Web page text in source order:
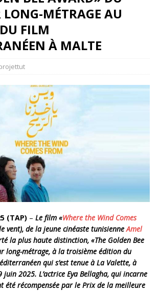
LONG-MÉTRAGE AU
FILM
À MALTE
(TAP) – Le film «Where the Wind Comes
vent), de la jeune cinéaste tunisienneAmel
la plus haute distinction, «The Golden Bee
long-métrage, à la troisième édition du
qui s’est tenue à La Valette, à
2025. L’actrice Eya Bellagha, qui incarne
été récompensée par le Prix de la meilleure